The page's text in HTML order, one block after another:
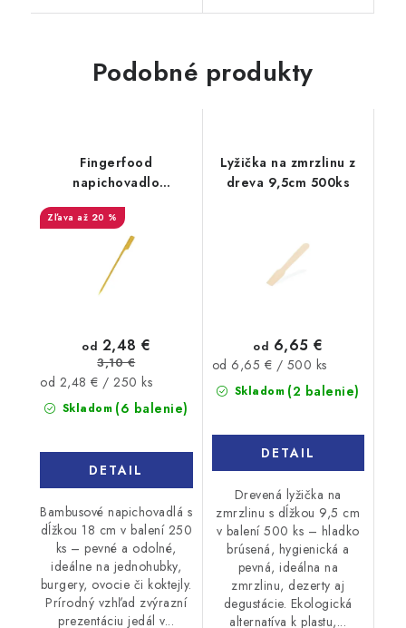
Podobné produkty
Fingerfood
napichovadlo
bambusové 18cm
250ks
až 20 %
Skladom (6 balenie)
od 2,48 €
3,10 €
Jednotková
cena:
od 2,48 € / 250 ks
DETAIL
Bambusové napichovadlá s
dĺžkou 18 cm v balení 250
ks – pevné a odolné,
ideálne na jednohubky,
burgery, ovocie či koktejly.
Prírodný vzhľad zvýrazní
prezentáciu jedál v...
Lyžička na zmrzlinu z
dreva 9,5cm 500ks
Skladom (2 balenie)
od 6,65 €
Jednotková
cena:
od 6,65 € / 500 ks
DETAIL
Drevená lyžička na
zmrzlinu s dĺžkou 9,5 cm
v balení 500 ks – hladko
brúsená, hygienická a
pevná, ideálna na
zmrzlinu, dezerty aj
degustácie. Ekologická
alternatíva k plastu,...